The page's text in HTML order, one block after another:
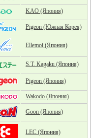
KAO (Япония)
Pigeon (Южная Корея)
Ellemoi (Япония)
S.T. Kagaku (Япония)
Pigeon (Япония)
Wakodo (Япония)
Goon (Япония)
LEC (Япония)